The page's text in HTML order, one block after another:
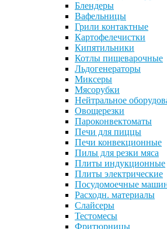
Блендеры
Вафельницы
Грили контактные
Картофелечистки
Кипятильники
Котлы пищеварочные
Льдогенераторы
Миксеры
Мясорубки
Нейтральное
Овощерезки
Пароконвектоматы
Печи для пиццы
Печи конвекционные
Пилы для резки мяса
Плиты индукционные
Плиты электрические
Посудомоечные
Расходн. материалы
Слайсеры
Тестомесы
Фритюрницы